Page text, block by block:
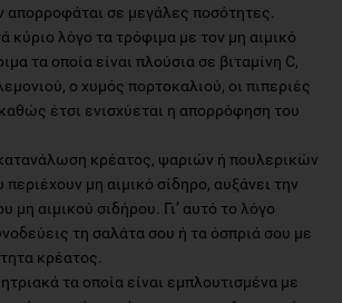
απορροφάται σε μεγάλες ποσότητες.
κύριο λόγο τα τρόφιμα με τον μη αιμικό
τα οποία είναι πλούσια σε βιταμίνη C,
ο χυμός πορτοκαλιού, οι πιπεριές
έτσι ενισχύεται η απορρόφηση του
κρέατος, ψαριών ή πουλερικών
μη αιμικό σίδηρο, αυξάνει την
μη αιμικού σιδήρου. Γι’ αυτό το λόγο
τη σαλάτα σου ή τα όσπριά σου με
κρέατος.
τα οποία είναι εμπλουτισμένα με